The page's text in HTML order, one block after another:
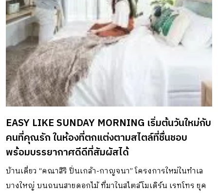
รวดเร็ว หน้างานสะอาดไม่เลอะเทอะ วัสดุที่ใช้ทำผนังเบา เช่น
เฌอร่าบอร์ด ทำจากไฟเบอร์ซีเมนต์ มียิปซัมและไม้อัดซีเมนต์
สามารถนำมาติดตั้งหน้างานได้รวดเร็ว เพียงทำโครงผนังเบา
จากนั้นจึงกรุผนังลงไป ซึ่งข้อแนะนำในการทำผนังเบาคือควร
ใช้วัสดุปิดผิวโครงผนังเบาความหนา 6 มิลลิเมตรขึ้นไป
ผลิตภัณฑ์ของเฌอร่าบอร์ดของเราจึงมีขนาดความหนาให้เลือก
หลากหลายเพื่อให้ใช้งานได้ครบทุกด้านตั้งแต่ 6 8 10 12
มิลลิเมตร สามารถใช้ได้ทั้งภายในและภายนอก รวมทั้งยัง
สามารถใส่ฉนวนกันเสียงเข้าไปในช่องว่างระหว่างผนังได้ ข้อดี
ของการใช้ผนังเบาในเรื่องของงานรีโนเวทหลักๆคือหน้างาน
สะอาด สำหรับอาคารเก่าที่มีข้อจำกัดในเรื่องของการรับน้ำหนัก
การใช้วัสดุผนังเบาจะตอบโจทย์ได้ดี ไม่เพิ่มน้ำหนักมากเกินไป
ให้ตัวอาคารจึงไม่ต้องกังวลเรื่องการรับน้ำหนักของโครงสร้าง”
EASY LIKE SUNDAY MORNING เริ่มต้นวันใหม่กับ
คนที่คุณรัก ในห้องที่ตกแต่งตามสไตล์ที่ชื่นชอบ
พร้อมบรรยากาศดีดีที่สัมผัสได้
บ้านเดี่ยว “คณาสิริ ปิ่นเกล้า-กาญจนา” โครงการใหม่ในทำเล
บางใหญ่ บนถนนสายดอกไม้ ที่มาในสไตล์โมเดิร์น เรทโทร ยุค